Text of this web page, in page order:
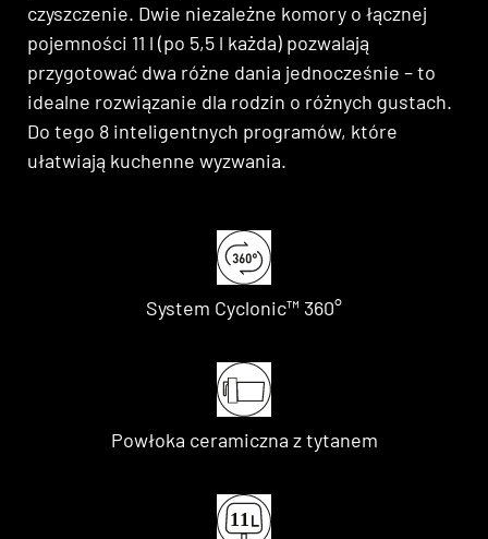
czyszczenie. Dwie niezależne komory o łącznej
pojemności 11 l (po 5,5 l każda) pozwalają
przygotować dwa różne dania jednocześnie – to
idealne rozwiązanie dla rodzin o różnych gustach.
Do tego 8 inteligentnych programów, które
ułatwiają kuchenne wyzwania.
System Cyclonic™ 360°
Powłoka ceramiczna z tytanem
11